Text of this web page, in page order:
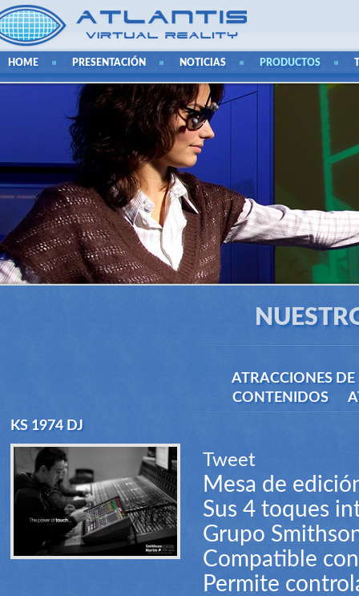
HOME PRESENTACIÓN NOTICIAS PRODUCTOS
ATRACCIONES DE
CONTENIDOS
KS 1974 DJ
Tweet
Mesa de
Sus 4 toques
Grupo
Compatible
Permite